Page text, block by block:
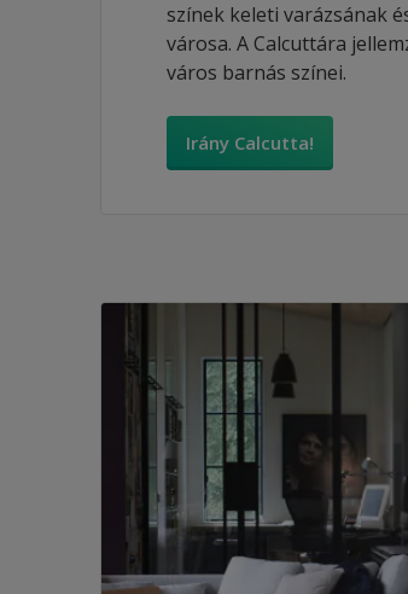
színek keleti varázsának
városa. A Calcuttára
város barnás színei.
Irány Calcutta!